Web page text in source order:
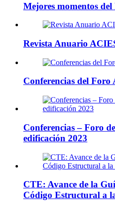
Mejores momentos
Revista Anuario
Conferencias del Foro
Conferencias – Foro
edificación 2023
CTE: Avance de la
Código Estructural a